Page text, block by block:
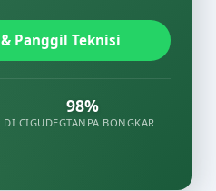
Panggil Teknisi
DI CIGUDEG
98%
TANPA BONGKAR